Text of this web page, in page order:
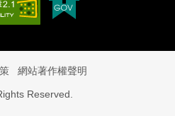
網站著作權聲明
Reserved.